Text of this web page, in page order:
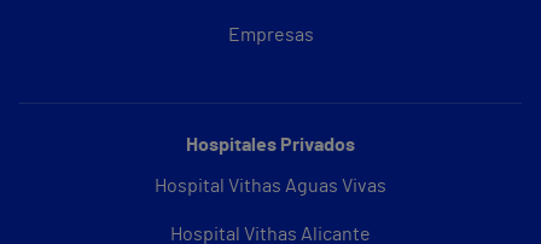
Empresas
Hospitales Privados
Hospital Vithas Aguas Vivas
Hospital Vithas Alicante